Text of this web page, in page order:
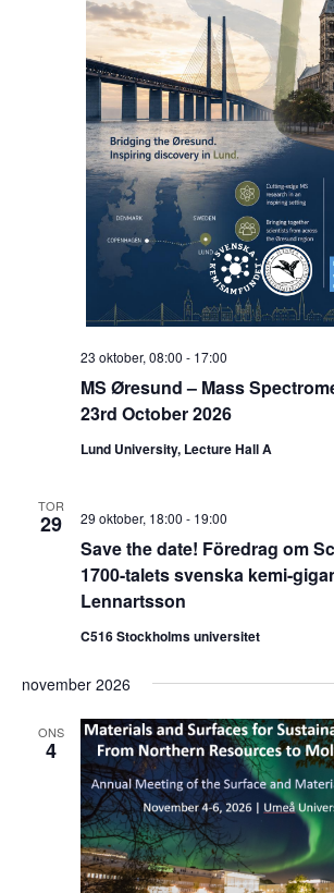
MS Øresund – Mass
23rd October 2026
23 oktober, 08:00 - 17:00
Lund University, Lecture Hall A
TOR
29
Save the date! Föredrag om
1700-talets svenska kemi-
Lennartsson
29 oktober, 18:00 - 19:00
C516 Stockholms universitet
november 2026
ONS
4